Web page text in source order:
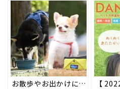
お散歩やお出かけにも◎持ち運びに便利なポータブルトレイ＆折り畳みシリコンフードボウル #147